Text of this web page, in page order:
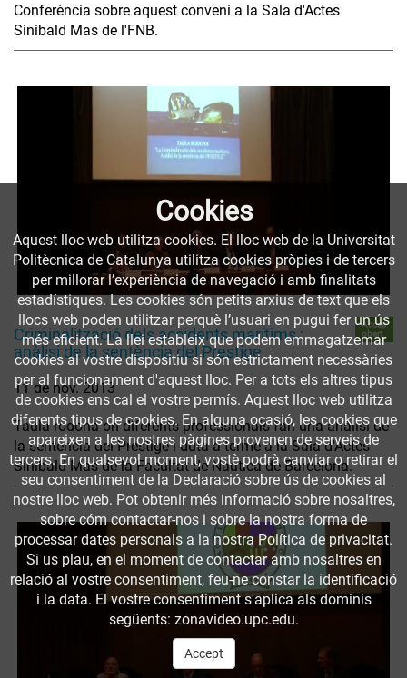
Conferència sobre aquest conveni a la Sala d'Actes
Sinibald Mas de l'FNB.
Criminalització dels accidents marítims :
anàlisi de la sentència del Prestige
Accés
obert
11 de nov. 2013
Taula rodona on diferents professionals fan una anàlisi de
la sentència del Prestige i duta a terme a la Sala d'Actes
Sinibald Mas de la Facultat de Nàutica de Barcelona.
Cookies
Aquest lloc web utilitza cookies. El lloc web de la Universitat
Politècnica de Catalunya utilitza cookies pròpies i de tercers
per millorar l’experiència de navegació i amb finalitats
estadístiques. Les cookies són petits arxius de text que els
llocs web poden utilitzar perquè l’usuari en pugui fer un ús
més eficient. La llei estableix que podem emmagatzemar
cookies al vostre dispositiu si són estrictament necessàries
per al funcionament d'aquest lloc. Per a tots els altres tipus
de cookies ens cal el vostre permís. Aquest lloc web utilitza
diferents tipus de cookies. En alguna ocasió, les cookies que
apareixen a les nostres pàgines provenen de serveis de
tercers. En qualsevol moment, vostè podrà canviar o retirar el
seu consentiment de la Declaració sobre ús de cookies al
nostre lloc web. Pot obtenir més informació sobre nosaltres,
sobre cóm contactar-nos i sobre la nostra forma de
processar dates personals a la nostra Política de privacitat.
Si us plau, en el moment de contactar amb nosaltres en
relació al vostre consentiment, feu-ne constar la identificació
i la data. El vostre consentiment s'aplica als dominis
següents: zonavideo.upc.edu.
Accept